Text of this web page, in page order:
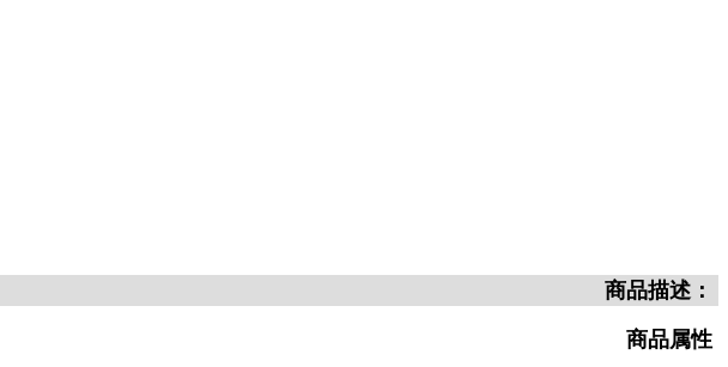
商品描述：
商品属性